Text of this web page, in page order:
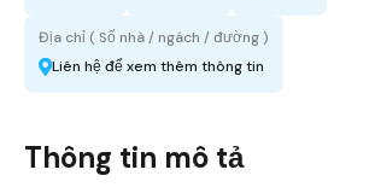
Địa chỉ ( Số nhà / ngách / đường )
Liên hệ để xem thêm thông tin
Thông tin mô tả